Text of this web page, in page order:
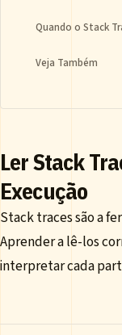
Quando o Stack
Veja Também
Ler Stack
Execução
Stack traces são a
Aprender a lê-los
interpretar cada